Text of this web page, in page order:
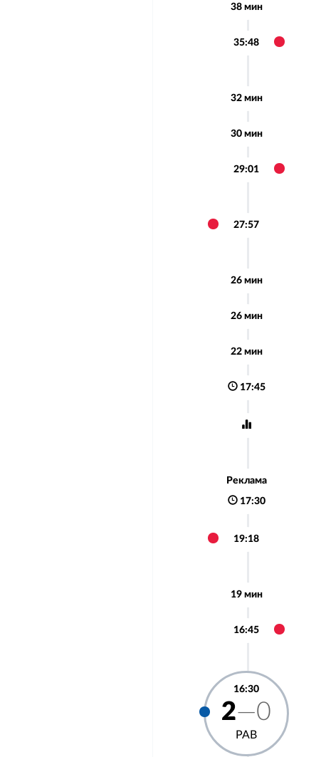
38 мин
35:48
32 мин
30 мин
29:01
27:57
26 мин
26 мин
22 мин
17:45
Реклама
17:30
19:18
19 мин
16:45
16:30
2—0
РАВ